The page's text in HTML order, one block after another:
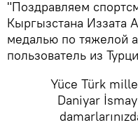
​"Поздравляем
Кыргызстана Иззата
медалью по тяжелой
пользователь из
Yüce Türk
Daniyar